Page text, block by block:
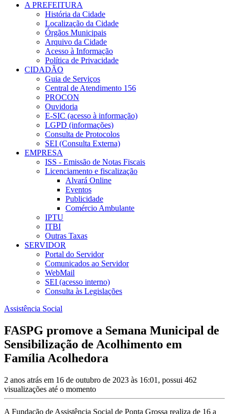
A PREFEITURA
História da Cidade
Localização da Cidade
Órgãos Municipais
Arquivo da Cidade
Acesso à Informação
Política de Privacidade
CIDADÃO
Guia de Serviços
Central de Atendimento 156
PROCON
Ouvidoria
E-SIC (acesso à informação)
LGPD (informações)
Consulta de Protocolos
SEI (Consulta Externa)
EMPRESA
ISS - Emissão de Notas Fiscais
Licenciamento e fiscalização
Alvará Online
Eventos
Publicidade
Comércio Ambulante
IPTU
ITBI
Outras Taxas
SERVIDOR
Portal do Servidor
Comunicados ao Servidor
WebMail
SEI (acesso interno)
Consulta às Legislações
Assistência Social
FASPG promove a Semana Municipal de
Sensibilização de Acolhimento em
Família Acolhedora
2 anos atrás em 16 de outubro de 2023 às 16:01, possui 462
visualizações até o momento
A Fundação de Assistência Social de Ponta Grossa realiza de 16 a